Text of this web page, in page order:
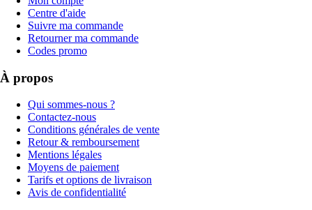
Centre d'aide
Suivre ma commande
Retourner ma commande
Codes promo
À propos
Qui sommes-nous ?
Contactez-nous
Conditions générales de vente
Retour & remboursement
Mentions légales
Moyens de paiement
Tarifs et options de livraison
Avis de confidentialité